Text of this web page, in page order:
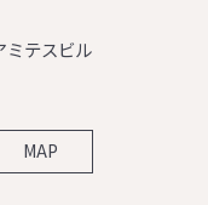
ミテスビル
MAP